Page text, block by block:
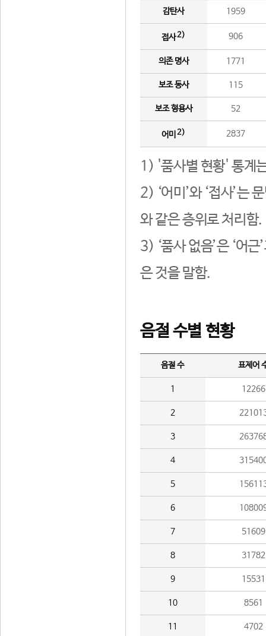
감탄사 1959
접사2) 906
의존 명사 1771
보조 동사 115
보조 형용사 52
어미 2) 2837
1) '품사별 현황' 통계
2) ‘어미’와 ‘접사’는
와 같은 층위로 처리함.
3) ‘품사 없음’은 ‘어
은 것을 말함.
음절 수별 현황
음절 수 표제어
1 12266
2
3
4
5
6
7 51609
8 31782
9 15531
10 8561
11 4702